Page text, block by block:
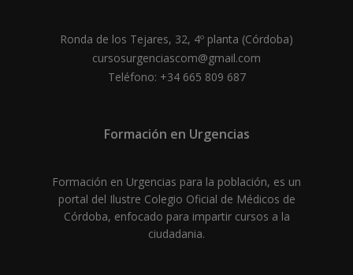
Ronda de los Tejares, 32, 4º planta (Córdoba)
cursosurgenciascom@gmail.com
Teléfono: +34 665 809 687
Formación en Urgencias
Formación en Urgencias para la población, es un
portal del Ilustre Colegio Oficial de Médicos de
Córdoba, enfocado para impartir cursos a la
ciudadania.